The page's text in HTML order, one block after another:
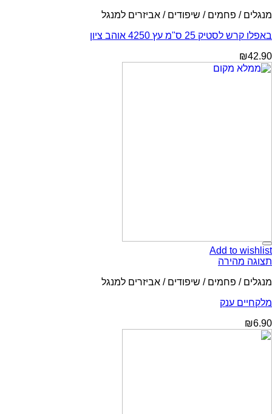
מנגלים / פחמים / שיפודים / אביזרים למנגל
באפלו קרש לסטיק 25 ס"מ עץ 4250 אוהב ציון
₪42.90
Add to wishlist
תצוגה מהירה
מנגלים / פחמים / שיפודים / אביזרים למנגל
מלקחיים ענק
₪6.90